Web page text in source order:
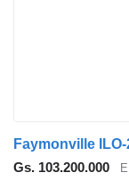
Faymonville ILO-
Gs. 103.200.000